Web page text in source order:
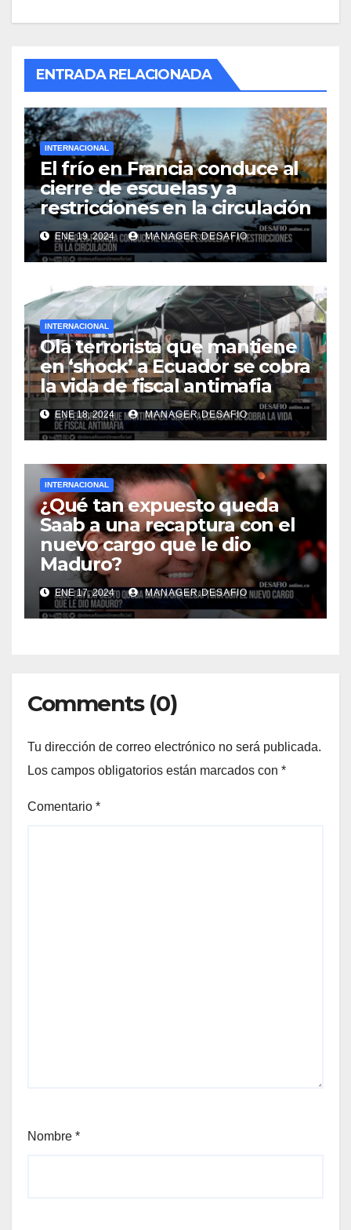
ENTRADA RELACIONADA
INTERNACIONAL
El frío en Francia conduce al
cierre de escuelas y a
restricciones en la circulación
ENE 19, 2024 MANAGER.DESAFIO
INTERNACIONAL
Ola terrorista que mantiene
en ‘shock’ a Ecuador se cobra
la vida de fiscal antimafia
ENE 18, 2024 MANAGER.DESAFIO
INTERNACIONAL
¿Qué tan expuesto queda
Saab a una recaptura con el
nuevo cargo que le dio
Maduro?
ENE 17, 2024 MANAGER.DESAFIO
Comments (0)
Tu dirección de correo electrónico no será publicada.
Los campos obligatorios están marcados con *
Comentario *
Nombre *